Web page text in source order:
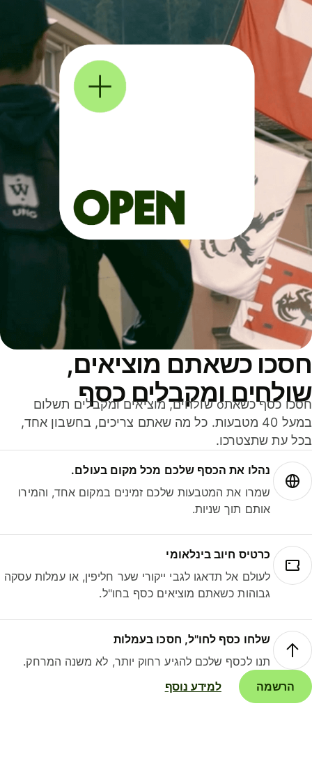
כשאתם מוציאים,
ומקבלים כסף
חסכו כסף כשאתo שולחים, מוציאים ומקבלים תשלום
במעל 40 מטבעות. כל מה שאתם צריכים, בחשבון אחד,
עת שתצטרכו.
נהלו את הכסף שלכם מכל מקום בעולם.
שמרו את המטבעות שלכם זמינים במקום אחד, והמירו
אותם תוך שניות.
כרטיס חיוב בינלאומי
לעולם אל תדאגו לגבי ייקורי שער חליפין, או עמלות עסקה
גבוהות כשאתם מוציאים כסף בחו"ל.
שלחו כסף לחו"ל, חסכו בעמלות
תנו לכסף שלכם להגיע רחוק יותר, לא משנה המרחק.
הרשמה
למידע נוסף